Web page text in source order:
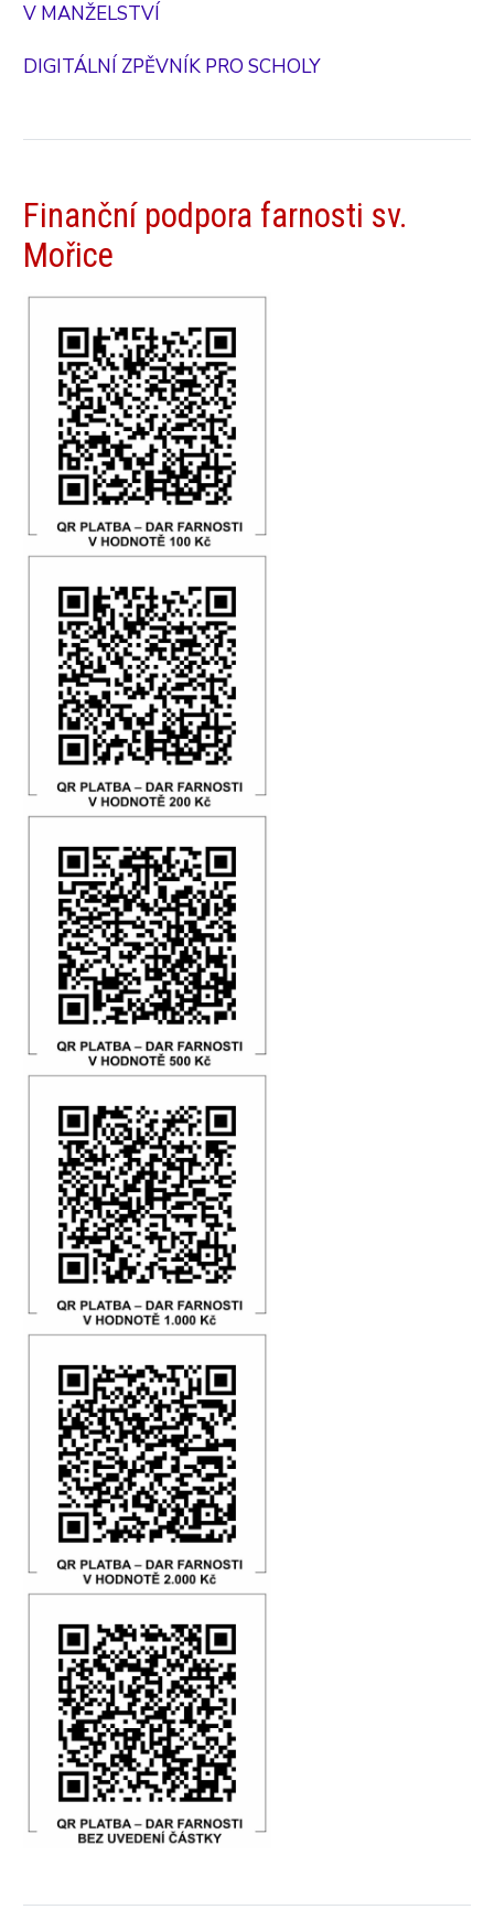
V MANŽELSTVÍ
DIGITÁLNÍ ZPĚVNÍK PRO SCHOLY
Finanční podpora farnosti sv.
Mořice